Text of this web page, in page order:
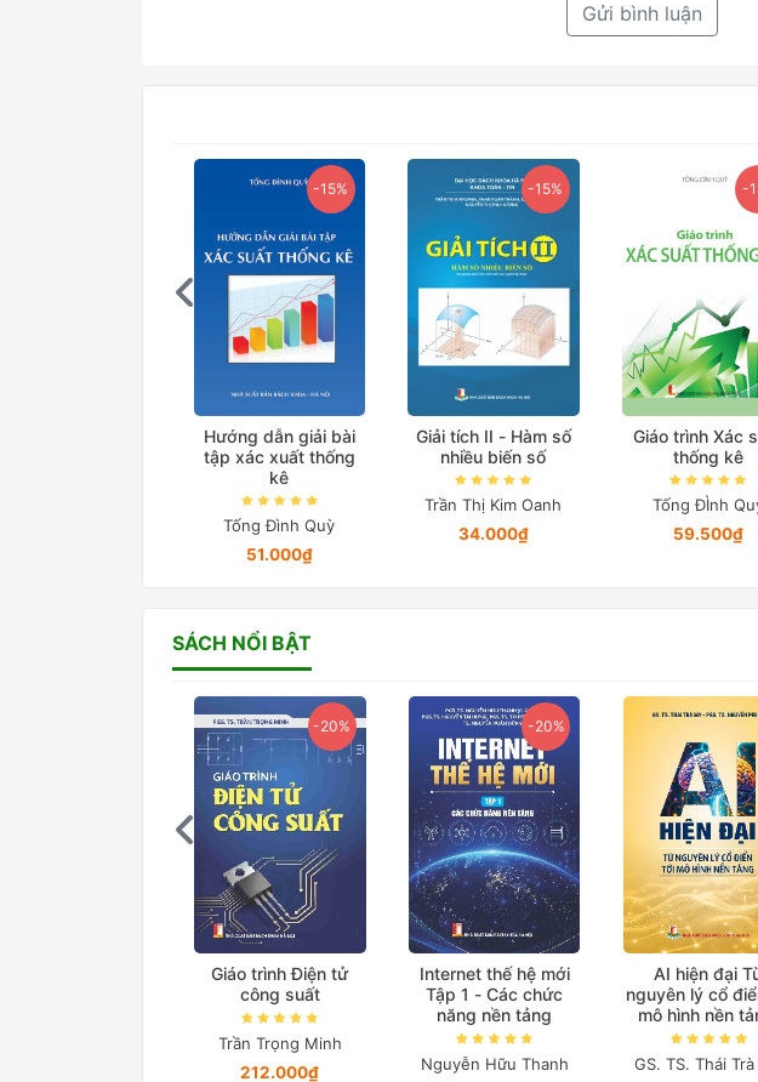
Gửi bình luận
-15%
Hướng dẫn giải bài
tập xác xuất thống
kê
Tống Đình Quỳ
51.000₫
-15%
Giải tích II - Hàm số
nhiều biến số
Trần Thị Kim Oanh
34.000₫
-
Giáo trình Xác
thống kê
Tống ĐÌnh
59.500₫
SÁCH NỔI BẬT
-20%
Giáo trình Điện tử
công suất
Trần Trọng Minh
212.000₫
-20%
Internet thế hệ mới
Tập 1 - Các chức
năng nền tảng
Nguyễn Hữu Thanh
AI hiện đại
nguyên lý cổ
mô hình nền
(Bản in màu đặc
GS. TS. Thái